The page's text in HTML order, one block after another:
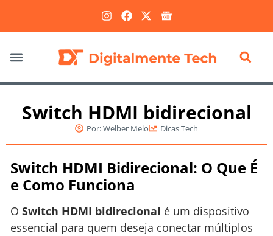
Switch HDMI bidirecional
Por:Welber Melo Dicas Tech
Switch HDMI Bidirecional: O Que É
e Como Funciona
O Switch HDMI bidirecional é um dispositivo
essencial para quem deseja conectar múltiplos